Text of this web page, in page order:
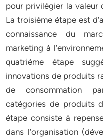
pour privilégier la valeur
La troisième étape est
connaissance du
marketing à
quatrième étape
innovations de produits
de consommation
catégories de produits
étape consiste à
dans l’organisation